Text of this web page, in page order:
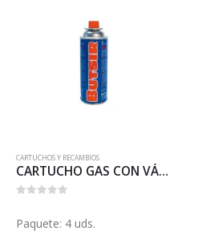
CARTUCHOS Y RECAMBIOS
CARTUCHO GAS CON VÁLVULA PARA SOPLETE (GAS220)
Paquete: 4 uds.